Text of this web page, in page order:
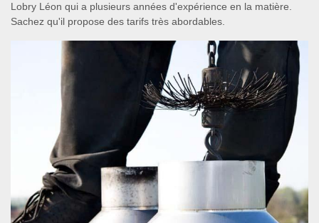
Lobry Léon qui a plusieurs années d'expérience en la matière.
Sachez qu'il propose des tarifs très abordables.